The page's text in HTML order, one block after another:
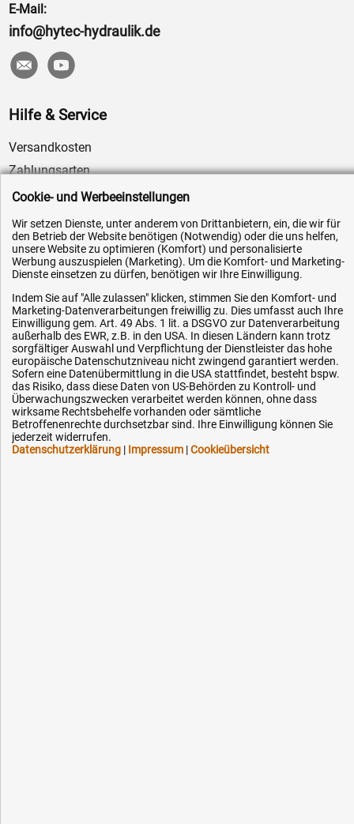
E-Mail:
info@hytec-hydraulik.de
Hilfe & Service
Versandkosten
Zahlungsarten
Service
AGB / Widerrufsrecht
Datenschutz
Impressum
OEM-Ersatzteile
Technik-Hilfe
Downloads
Kontakt
Ihre Hytec-Hydraulik Vorteile
Schneller Versand, meist am selben Tag
Cookie- und Werbeeinstellungen
Wir setzen Dienste, unter anderem von Drittanbietern, ein, die wir für
den Betrieb der Website benötigen (Notwendig) oder die uns helfen,
unsere Website zu optimieren (Komfort) und personalisierte
Werbung auszuspielen (Marketing). Um die Komfort- und Marketing-
Dienste einsetzen zu dürfen, benötigen wir Ihre Einwilligung.
Indem Sie auf "Alle zulassen" klicken, stimmen Sie den Komfort- und
Marketing-Datenverarbeitungen freiwillig zu. Dies umfasst auch Ihre
Einwilligung gem. Art. 49 Abs. 1 lit. a DSGVO zur Datenverarbeitung
außerhalb des EWR, z.B. in den USA. In diesen Ländern kann trotz
sorgfältiger Auswahl und Verpflichtung der Dienstleister das hohe
europäische Datenschutzniveau nicht zwingend garantiert werden.
Sofern eine Datenübermittlung in die USA stattfindet, besteht bspw.
das Risiko, dass diese Daten von US-Behörden zu Kontroll- und
Überwachungszwecken verarbeitet werden können, ohne dass
wirksame Rechtsbehelfe vorhanden oder sämtliche
Betroffenenrechte durchsetzbar sind. Ihre Einwilligung können Sie
jederzeit widerrufen.
Datenschutzerklärung | Impressum |Cookieübersicht